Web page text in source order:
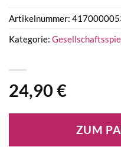
24,90 €
ZUM
Artikelnummer:
Kategorie: